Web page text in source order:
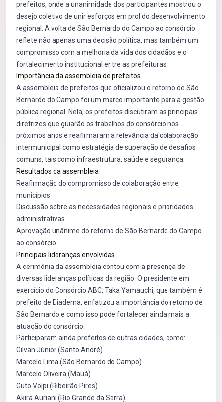
prefeitos, onde a unanimidade dos participantes mostrou o
desejo coletivo de unir esforços em prol do desenvolvimento
regional. A volta de São Bernardo do Campo ao consórcio
reflete não apenas uma decisão política, mas também um
compromisso com a melhoria da vida dos cidadãos e o
fortalecimento institucional entre as prefeituras.
Importância da assembleia de prefeitos
A assembleia de prefeitos que oficializou o retorno de São
Bernardo do Campo foi um marco importante para a gestão
pública regional. Nela, os prefeitos discutiram as principais
diretrizes que guiarão os trabalhos do consórcio nos
próximos anos e reafirmaram a relevância da colaboração
intermunicipal como estratégia de superação de desafios
comuns, tais como infraestrutura, saúde e segurança.
Resultados da assembleia
Reafirmação do compromisso de colaboração entre
municípios
Discussão sobre as necessidades regionais e prioridades
administrativas
Aprovação unânime do retorno de São Bernardo do Campo
ao consórcio
Principais lideranças envolvidas
A cerimônia da assembleia contou com a presença de
diversas lideranças políticas da região. O presidente em
exercício do Consórcio ABC, Taka Yamauchi, que também é
prefeito de Diadema, enfatizou a importância do retorno de
São Bernardo e como isso pode fortalecer ainda mais a
atuação do consórcio.
Participaram ainda prefeitos de outras cidades, como:
Gilvan Júnior (Santo André)
Marcelo Lima (São Bernardo do Campo)
Marcelo Oliveira (Mauá)
Guto Volpi (Ribeirão Pires)
Akira Auriani (Rio Grande da Serra)